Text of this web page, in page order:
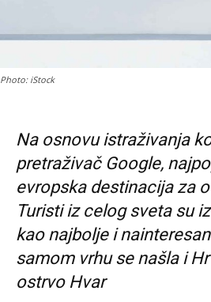
Photo: iStock
Na osnovu istraživanja
pretraživač Google,
evropska destinacija za
Turisti iz celog sveta su
kao najbolje i
samom vrhu se našla i
ostrvo Hvar